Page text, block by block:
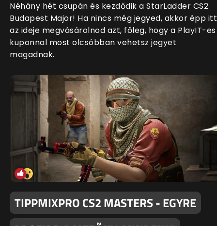
Néhány hét csupán és kezdődik a StarLadder CS2
Budapest Major! Ha nincs még jegyed, akkor épp itt
az ideje megvásárolnod azt, főleg, hogy a PlayIT-es
kuponnal most olcsóbban vehetsz jegyet
magadnak.
TIPPMIXPRO CS2 MASTERS - EGYRE